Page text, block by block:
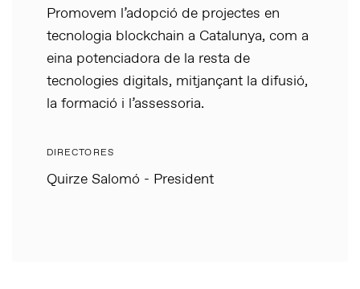
Promovem l’adopció de projectes en
tecnologia blockchain a Catalunya, com a
eina potenciadora de la resta de
tecnologies digitals, mitjançant la difusió,
la formació i l’assessoria.
DIRECTORES
Quirze Salomó - President